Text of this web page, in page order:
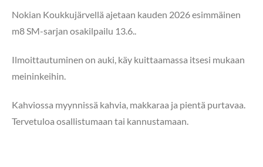
Nokian Koukkujärvellä ajetaan kauden 2026 esimmäinen
m8 SM-sarjan osakilpailu 13.6..
Ilmoittautuminen on auki, käy kuittaamassa itsesi mukaan
meininkeihin.
Kahviossa myynnissä kahvia, makkaraa ja pientä purtavaa.
Tervetuloa osallistumaan tai kannustamaan.